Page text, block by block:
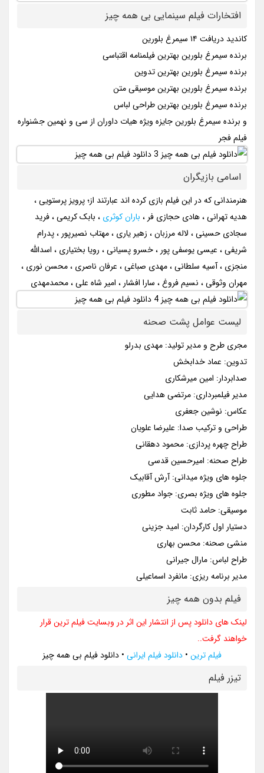
افتخارات فیلم سینمایی بی همه چیز
کاندید دریافت ۱۴ سیمرغ بلورین
برنده سیمرغ بلورین بهترین فیلمنامه اقتباسی
برنده سیمرغ بلورین بهترین تدوین
برنده سیمرغ بلورین بهترین موسیقی متن
برنده سیمرغ بلورین بهترین طراحی لباس
و برنده سیمرغ بلورین جایزه ویژه هیات داوران از سی و نهمین جشنواره
فیلم فجر
اسامی بازیگران
هنرمندانی که در این فیلم بازی کرده اند عبارتند از؛ پرویز پرستویی ،
هدیه تهرانی ، هادی حجازی فر ، باران کوثری ، بابک کریمی ، فرید
سجادی حسینی ، لاله مرزبان ، زهیر یاری ، مهتاب نصیرپور ، پدرام
شریفی ، عیسی یوسفی پور ، خسرو پسیانی ، رویا بختیاری ، اسدالله
منجزی ، آسیه سلطانی ، مهدی صباغی ، عرفان ناصری ، محسن نوری ،
مهران وثوقی ، نسیم فروغ ، سارا افشار ، امیر شاه علی ، محمدمهدی
لیست عوامل پشت صحنه
مجری طرح و مدیر تولید: مهدی بدرلو
تدوین: عماد خدابخش
صدابردار: امین میرشکاری
مدیر فیلمبرداری: مرتضی هدایی
عکاس: نوشین جعفری
طراحی و ترکیب صدا: علیرضا علویان
طراح چهره پردازی: محمود دهقانی
طراح صحنه: امیرحسین قدسی
جلوه های ویژه میدانی: آرش آقابیک
جلوه های ویژه بصری: جواد مطوری
موسیقی: حامد ثابت
دستیار اول کارگردان: امید جزینی
منشی صحنه: محسن بهاری
طراح لباس: مارال جیرانی
مدیر برنامه ریزی: مانفرد اسماعیلی
فیلم بدون همه چیز
لینک های دانلود پس از انتشار این اثر در وبسایت فیلم ترین قرار
خواهند گرفت..
فیلم ترین • دانلود فیلم ایرانی • دانلود فیلم بی همه چیز
تيزر فيلم